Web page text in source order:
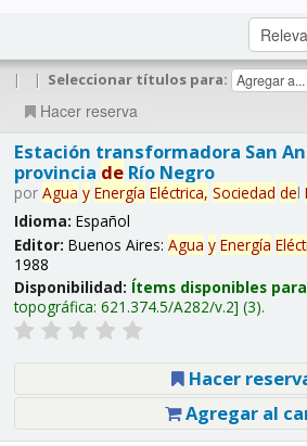
| | Seleccionar títulos para:
Hacer reserva
Estación transformadora San
provincia deRío Negro
por Agua y Energía Eléctrica, Sociedad del
Idioma: Español
Editor: Buenos Aires: Agua y Energía
1988
Disponibilidad: Ítems disponibles
topográfica: 621.374.5/A282/v.2 (3).
Hacer
Agregar al